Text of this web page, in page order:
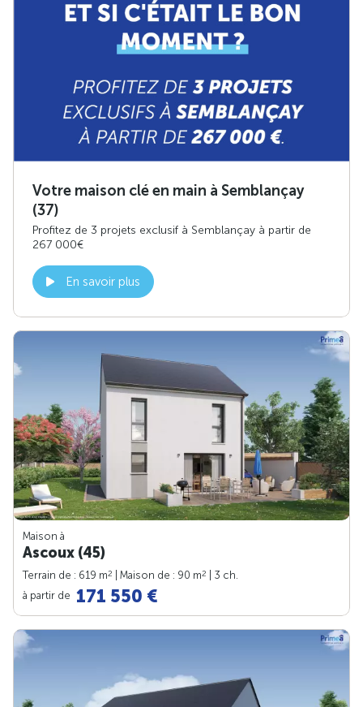
Votre maison clé en main à Semblançay
(37)
Profitez de 3 projets exclusif à Semblançay à partir de
267 000€
En savoir plus
Maison à
Ascoux (45)
Terrain de : 619 m2 | Maison de : 90 m2
| 3 ch.
à partir de 171 550 €